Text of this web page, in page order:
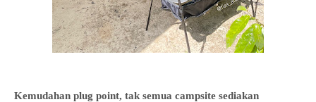
Kemudahan plug point, tak semua campsite sediakan